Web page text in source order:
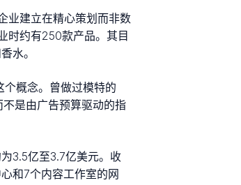
业建立在精心策划而非数
时约有250款产品。其目
水。
概念。曾做过模特的
是由广告预算驱动的指
3.5亿至3.7亿美元。收
和7个内容工作室的网